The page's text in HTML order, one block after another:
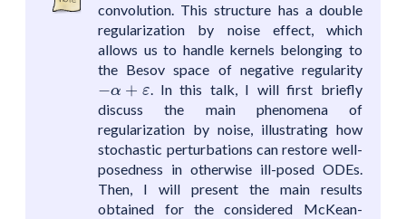
convolution. This structure has a double
regularization by noise effect, which
allows us to handle kernels belonging to
the Besov space of negative regularity
−α + ε
−α+ε
. In this talk, I will first briefly
discuss the main phenomena of
regularization by noise, illustrating how
stochastic perturbations can restore well-
posedness in otherwise ill-posed ODEs.
Then, I will present the main results
obtained for the considered McKean-